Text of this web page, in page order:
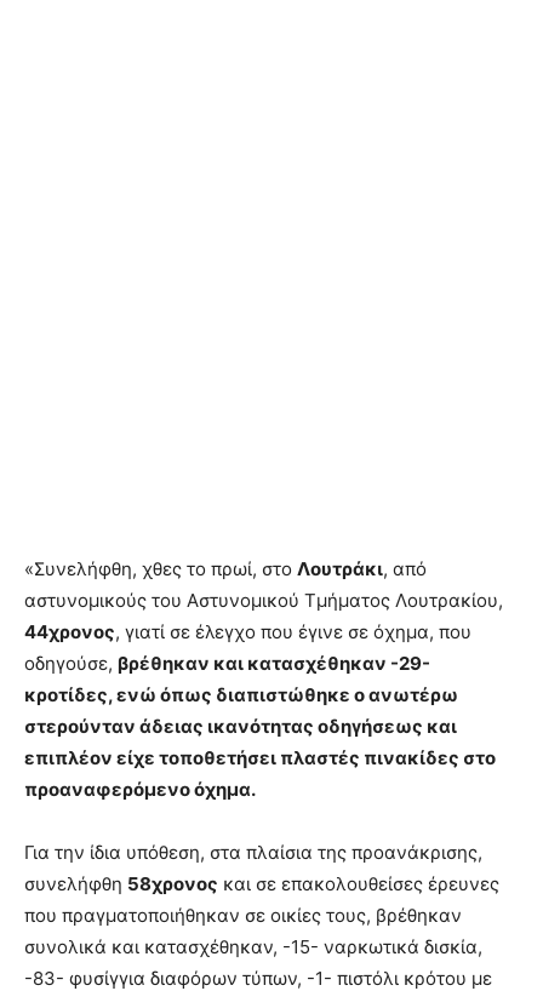
«Συνελήφθη, χθες το πρωί, στο Λουτράκι, από
αστυνομικούς του Αστυνομικού Τμήματος Λουτρακίου,
44χρονος, γιατί σε έλεγχο που έγινε σε όχημα, που
οδηγούσε, βρέθηκαν και κατασχέθηκαν -29-
κροτίδες, ενώ όπως διαπιστώθηκε ο ανωτέρω
στερούνταν άδειας ικανότητας οδηγήσεως και
επιπλέον είχε τοποθετήσει πλαστές πινακίδες στο
προαναφερόμενο όχημα.
Για την ίδια υπόθεση, στα πλαίσια της προανάκρισης,
συνελήφθη 58χρονος και σε επακολουθείσες έρευνες
που πραγματοποιήθηκαν σε οικίες τους, βρέθηκαν
συνολικά και κατασχέθηκαν, -15- ναρκωτικά δισκία,
-83- φυσίγγια διαφόρων τύπων, -1- πιστόλι κρότου με